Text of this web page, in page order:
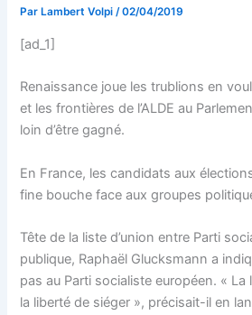
Par Lambert Volpi/02/04/2019
[ad_1]
Renaissance joue les trublions en
et les frontières de l’ALDE au
loin d’être gagné.
En France, les candidats aux
fine bouche face aux groupes
Tête de la liste d’union entre Parti
publique, Raphaël Glucksmann a
pas au Parti socialiste européen. « La
la liberté de siéger », précisait-il en